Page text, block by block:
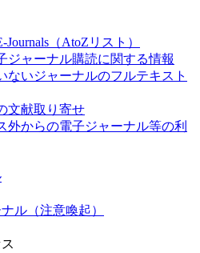
Journals（AtoZリスト）
ジャーナル購読に関する情報
ないジャーナルのフルテキスト
文献取り寄せ
外からの電子ジャーナル等の利
ル（注意喚起）